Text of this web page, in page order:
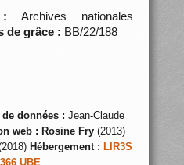
Archives nationales
de grâce : BB/22/188
données : Jean-Claude
web : Rosine Fry(2013)
Hébergement : LIR3S
UBE